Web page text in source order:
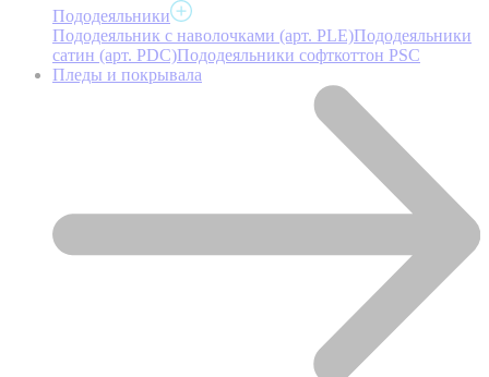
Пододеяльники
Пододеяльник с наволочками (арт. PLE)Пододеяльники
сатин (арт. PDC)Пододеяльники софткоттон PSC
Пледы и покрывала